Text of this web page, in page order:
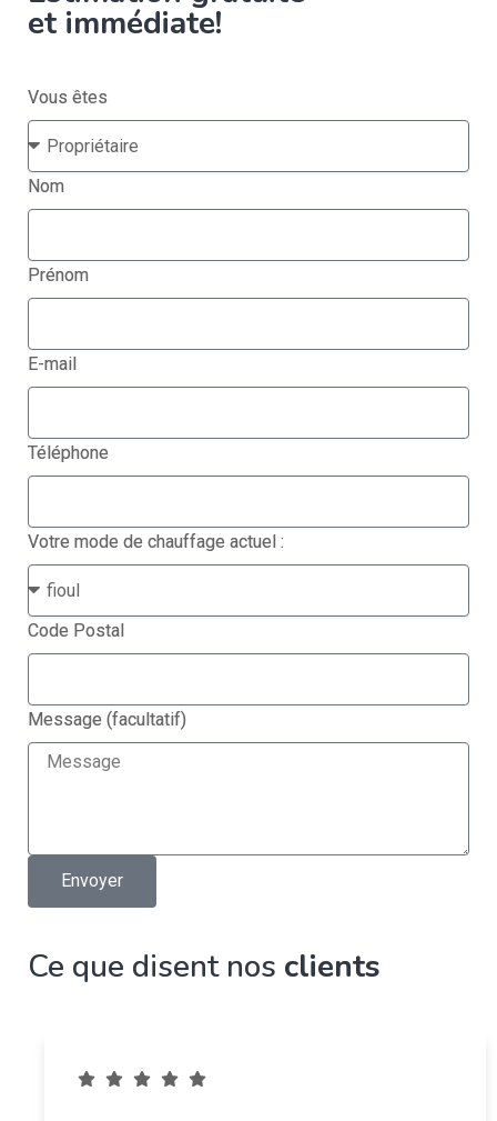
et immédiate!
Vous êtes
Nom
Prénom
E-mail
Téléphone
Votre mode de chauffage actuel :
Code Postal
Message (facultatif)
Envoyer
Ce que disent nos clients